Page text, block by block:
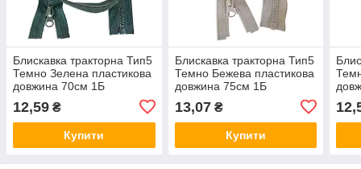
Блискавка тракторна Тип5
Темно Зелена пластикова
довжина 70см 1Б
12,59 ₴
Купити
Блискавка тракторна Тип5
Темно Бежева пластикова
довжина 75см 1Б
13,07₴
Купити